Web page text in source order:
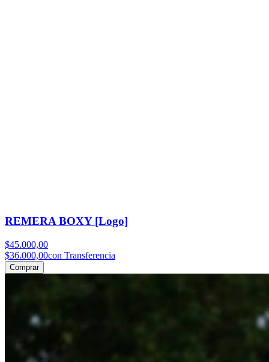
REMERA BOXY [Logo]
$45.000,00
$36.000,00con Transferencia
Comprar